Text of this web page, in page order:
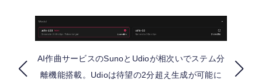
カルチャー
公式ストア
AI作曲サービスのSunoとUdioが相次いでステム分
離機能搭載。Udioは待望の2分超え生成が可能に